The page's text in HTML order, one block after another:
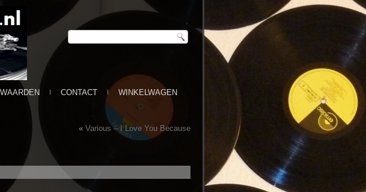
CONTACT
WINKELWAGEN
« Various – I Love You Because